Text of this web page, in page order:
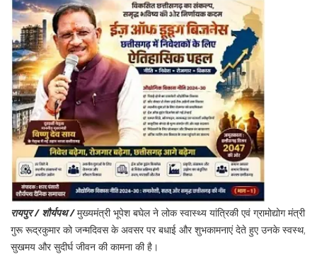
रायपुर / शौर्यपथ /मुख्यमंत्री भूपेश बघेल ने लोक स्वास्थ्य यांत्रिकी एवं ग्रामोद्योग मंत्री
गुरू रूद्रकुमार को जन्मदिवस के अवसर पर बधाई और शुभकामनाएं देते हुए उनके स्वस्थ,
सुखमय और सुदीर्घ जीवन की कामना की है।